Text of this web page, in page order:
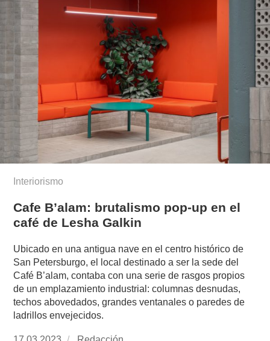
Interiorismo
Cafe B’alam: brutalismo pop-up en el
café de Lesha Galkin
Ubicado en una antigua nave en el centro histórico de
San Petersburgo, el local destinado a ser la sede del
Café B’alam, contaba con una serie de rasgos propios
de un emplazamiento industrial: columnas desnudas,
techos abovedados, grandes ventanales o paredes de
ladrillos envejecidos.